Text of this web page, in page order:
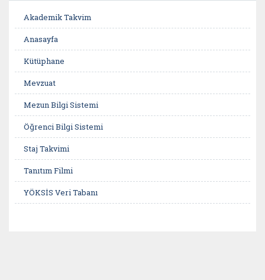
Akademik Takvim
Anasayfa
Kütüphane
Mevzuat
Mezun Bilgi Sistemi
Öğrenci Bilgi Sistemi
Staj Takvimi
Tanıtım Filmi
YÖKSİS Veri Tabanı